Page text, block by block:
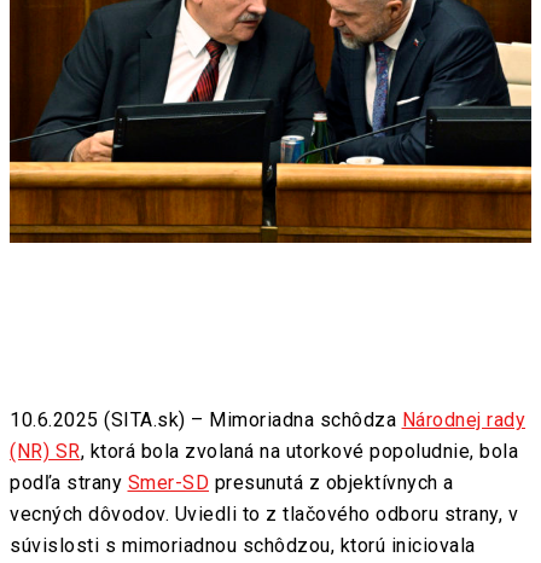
10.6.2025 (SITA.sk) – Mimoriadna schôdza Národnej rady
(NR) SR, ktorá bola zvolaná na utorkové popoludnie, bola
podľa strany Smer-SD presunutá z objektívnych a
vecných dôvodov. Uviedli to z tlačového odboru strany, v
súvislosti s mimoriadnou schôdzou, ktorú iniciovala